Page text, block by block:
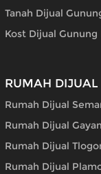
Tanah Dijual
Kost Dijual Gunung
RUMAH
Rumah Dijual
Rumah Dijual
Rumah Dijual
Rumah Dijual